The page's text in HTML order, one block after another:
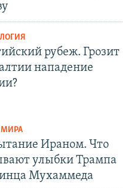
рубеж. Грозит
нападение
МИРА
Ираном. Что
улыбки Трампа
Мухаммеда